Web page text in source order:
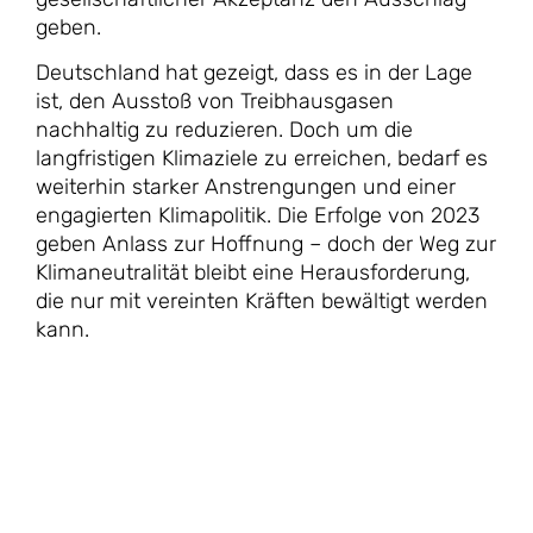
geben.
Deutschland hat gezeigt, dass es in der Lage
ist, den Ausstoß von Treibhausgasen
nachhaltig zu reduzieren. Doch um die
langfristigen Klimaziele zu erreichen, bedarf es
weiterhin starker Anstrengungen und einer
engagierten Klimapolitik. Die Erfolge von 2023
geben Anlass zur Hoffnung – doch der Weg zur
Klimaneutralität bleibt eine Herausforderung,
die nur mit vereinten Kräften bewältigt werden
kann.